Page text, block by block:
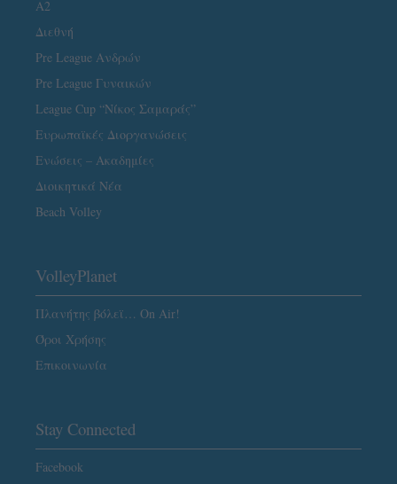
A2
Διεθνή
Pre League Ανδρών
Pre League Γυναικών
League Cup “Νίκος Σαμαράς”
Ευρωπαϊκές Διοργανώσεις
Ενώσεις – Ακαδημίες
Διοικητικά Νέα
Beach Volley
VolleyPlanet
Πλανήτης βόλεϊ… On Air!
Όροι Χρήσης
Επικοινωνία
Stay Connected
Facebook